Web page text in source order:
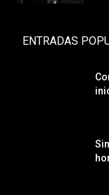
ENTRADAS